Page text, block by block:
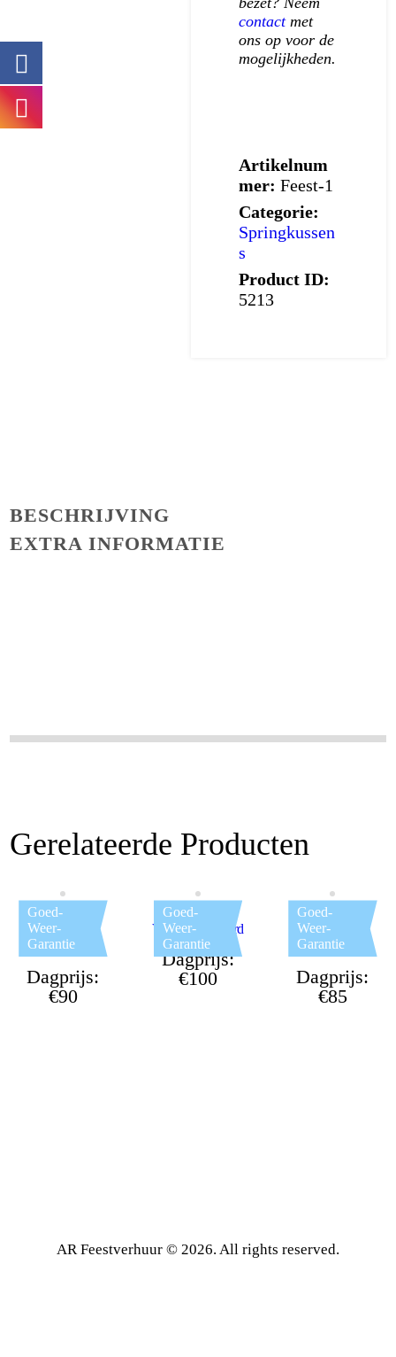
contactmet
ons op voor de
mogelijkheden.
Artikelnum
mer: Feest-1
Categorie:
Springkussen
s
Product ID:
5213
BESCHRIJVING
EXTRA INFORMATIE
Gerelateerde Producten
Goed-
Weer-
Garantie
Springkussen
Beach Bar
Dagprijs:
€90
Goed-
Weer-
Garantie
Voetbal Dartbord
Dagprijs:
€100
Goed-
Weer-
Garantie
Springkussen
Hawaii
Dagprijs:
€85
AR Feestverhuur © 2026. All rights reserved.